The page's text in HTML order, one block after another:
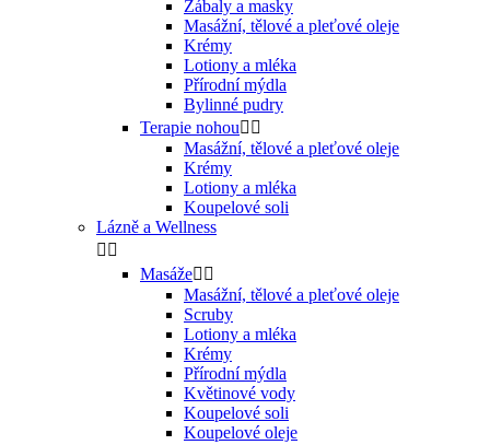
Zábaly a masky
Masážní, tělové a pleťové oleje
Krémy
Lotiony a mléka
Přírodní mýdla
Bylinné pudry
Terapie nohou 
Masážní, tělové a pleťové oleje
Krémy
Lotiony a mléka
Koupelové soli
Lázně a Wellness
 
Masáže 
Masážní, tělové a pleťové oleje
Scruby
Lotiony a mléka
Krémy
Přírodní mýdla
Květinové vody
Koupelové soli
Koupelové oleje